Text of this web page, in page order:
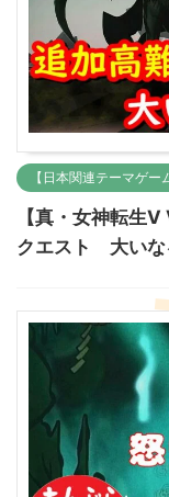
【日本関連テーマゲー
【真・女神転生
クエスト 大いな